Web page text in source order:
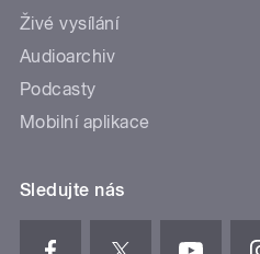
Živé vysílání
Audioarchiv
Podcasty
Mobilní aplikace
Sledujte nás